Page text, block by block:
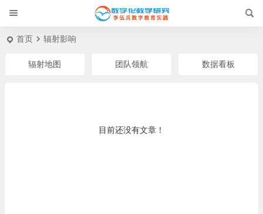
首页 辐射影响
辐射地图 团队领航 数据看板
目前还没有文章！